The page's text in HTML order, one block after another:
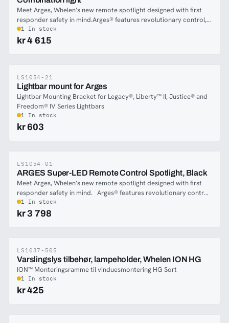
Meet Arges, Whelen’s new remote spotlight designed with first
responder safety in mind.Arges® features revolutionary control,
with 360° of continuous rotation and a 180° tilt range. Designed
from the ground up and packed with Whelen’s most innovative
1 In stock
kr 4 615
-28%
LS1054-21
Lightbar mount for Arges
Lightbar Mounting Bracket for Legacy®, Liberty™ II, Justice® and
Freedom® IV Series Lightbars
1 In stock
kr 603
-28%
LS1054-01
ARGES Super-LED Remote Control Spotlight, Black
Meet Arges, Whelen’s new remote spotlight designed with first
responder safety in mind. Arges® features revolutionary control,
with 360° of continuous rotation and a 180° tilt range. Designed
from the ground up and packed with Whelen’s most innovative
1 In stock
kr 3 798
-27%
LS1037-505
Varslingslys tilbehør, lampeholder, Whelen ION HG
ION™ Monteringsramme til vinduesmontering HG Sort
1 In stock
kr 425